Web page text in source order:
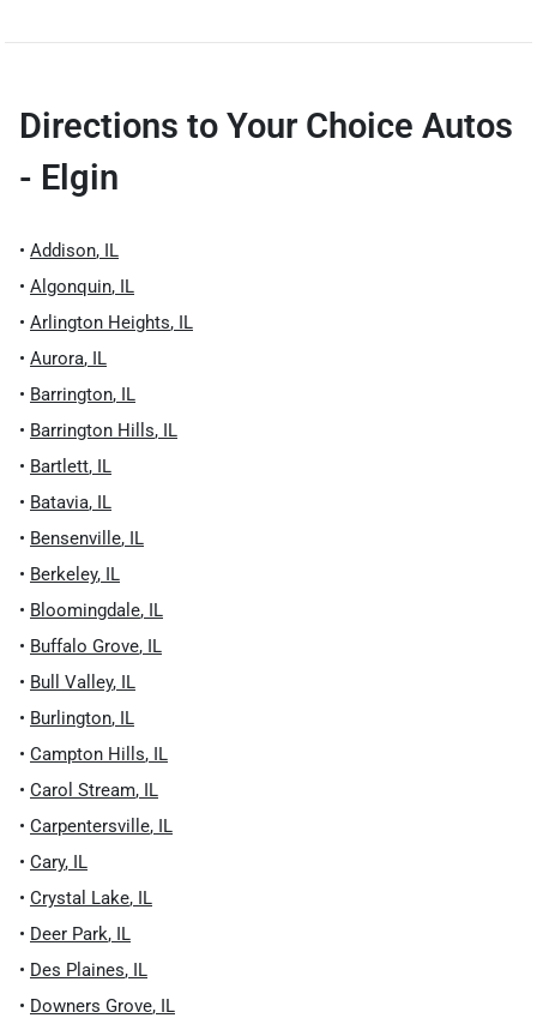
Directions to Your Choice Autos
- Elgin
• Addison, IL
• Algonquin, IL
• Arlington Heights, IL
• Aurora, IL
• Barrington, IL
• Barrington Hills, IL
• Bartlett, IL
• Batavia, IL
• Bensenville, IL
• Berkeley, IL
• Bloomingdale, IL
• Buffalo Grove, IL
• Bull Valley, IL
• Burlington, IL
• Campton Hills, IL
• Carol Stream, IL
• Carpentersville, IL
• Cary, IL
• Crystal Lake, IL
• Deer Park, IL
• Des Plaines, IL
• Downers Grove, IL